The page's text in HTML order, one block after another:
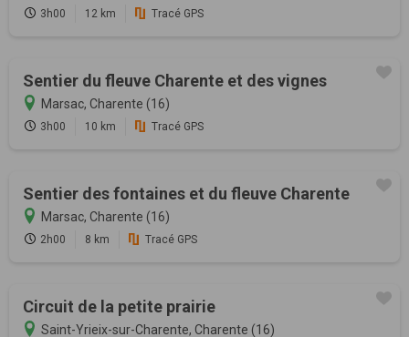
3h00 12 km Tracé GPS
Sentier du fleuve Charente et des vignes
Marsac, Charente (16)
3h00 10 km Tracé GPS
Sentier des fontaines et du fleuve Charente
Marsac, Charente (16)
2h00 8 km Tracé GPS
Circuit de la petite prairie
Saint-Yrieix-sur-Charente, Charente (16)